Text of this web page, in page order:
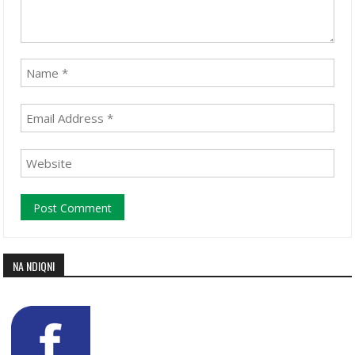
NA NDIQNI